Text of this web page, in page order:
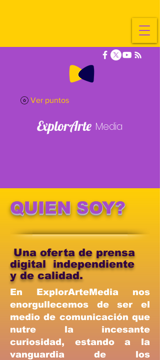
ExplorArte Media
Ver puntos
QUIEN SOY?
Una oferta de prensa
digital independiente
y de calidad.
En ExplorArteMedia nos
enorgullecemos de ser el
medio de comunicación que
nutre la incesante
curiosidad, estando a la
vanguardia de los